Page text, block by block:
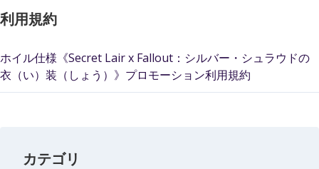
利用規約
ホイル仕様《Secret Lair x Fallout：シルバー・シュラウドの
衣（い）装（しょう）》プロモーション利用規約
カテゴリ